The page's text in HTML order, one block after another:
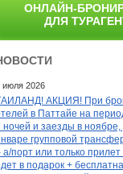
ОНЛАЙН-
ДЛЯ
июля 2026
АКЦИЯ! При
в Паттайе на
ночей и заезды в ноябре,
групповой
а/порт или только
в подарок +